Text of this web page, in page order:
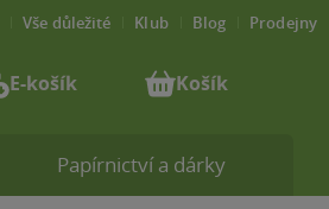
Papírnictví a dárky
Vše důležité Klub Blog Prodejny
E-košík Košík